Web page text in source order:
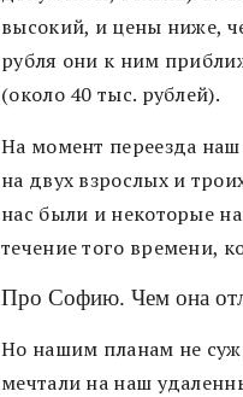
высокий, и цены ниже,
рубля они к ним
(около 40 тыс. рублей).
На момент переезда
на двух взрослых и
нас были и некоторые
течение того времени,
Про Софию. Чем она
Но нашим планам не
мечтали на наш